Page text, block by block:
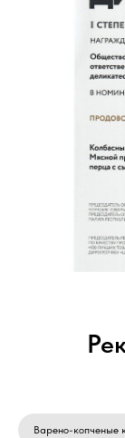
Варено-копченые